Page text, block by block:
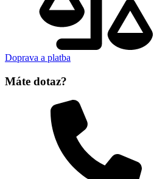
Doprava a platba
Máte dotaz?